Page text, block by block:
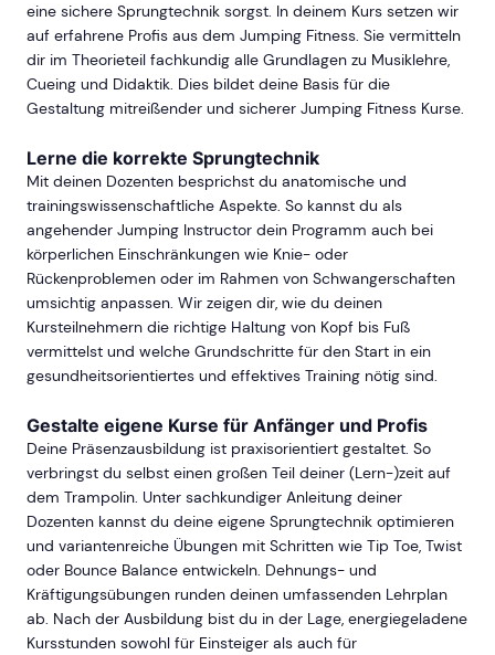
eine sichere Sprungtechnik sorgst. In deinem Kurs setzen wir
auf erfahrene Profis aus dem Jumping Fitness. Sie vermitteln
dir im Theorieteil fachkundig alle Grundlagen zu Musiklehre,
Cueing und Didaktik. Dies bildet deine Basis für die
Gestaltung mitreißender und sicherer Jumping Fitness Kurse.
Lerne die korrekte Sprungtechnik
Mit deinen Dozenten besprichst du anatomische und
trainingswissenschaftliche Aspekte. So kannst du als
angehender Jumping Instructor dein Programm auch bei
körperlichen Einschränkungen wie Knie- oder
Rückenproblemen oder im Rahmen von Schwangerschaften
umsichtig anpassen. Wir zeigen dir, wie du deinen
Kursteilnehmern die richtige Haltung von Kopf bis Fuß
vermittelst und welche Grundschritte für den Start in ein
gesundheitsorientiertes und effektives Training nötig sind.
Gestalte eigene Kurse für Anfänger und Profis
Deine Präsenzausbildung ist praxisorientiert gestaltet. So
verbringst du selbst einen großen Teil deiner (Lern-)zeit auf
dem Trampolin. Unter sachkundiger Anleitung deiner
Dozenten kannst du deine eigene Sprungtechnik optimieren
und variantenreiche Übungen mit Schritten wie Tip Toe, Twist
oder Bounce Balance entwickeln. Dehnungs- und
Kräftigungsübungen runden deinen umfassenden Lehrplan
ab. Nach der Ausbildung bist du in der Lage, energiegeladene
Kursstunden sowohl für Einsteiger als auch für